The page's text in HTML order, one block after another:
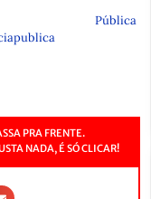
Pública
PRA FRENTE.
NADA, É SÓ CLICAR!